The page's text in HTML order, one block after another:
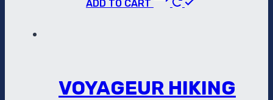
ADD TO CART
VOYAGEUR HIKING